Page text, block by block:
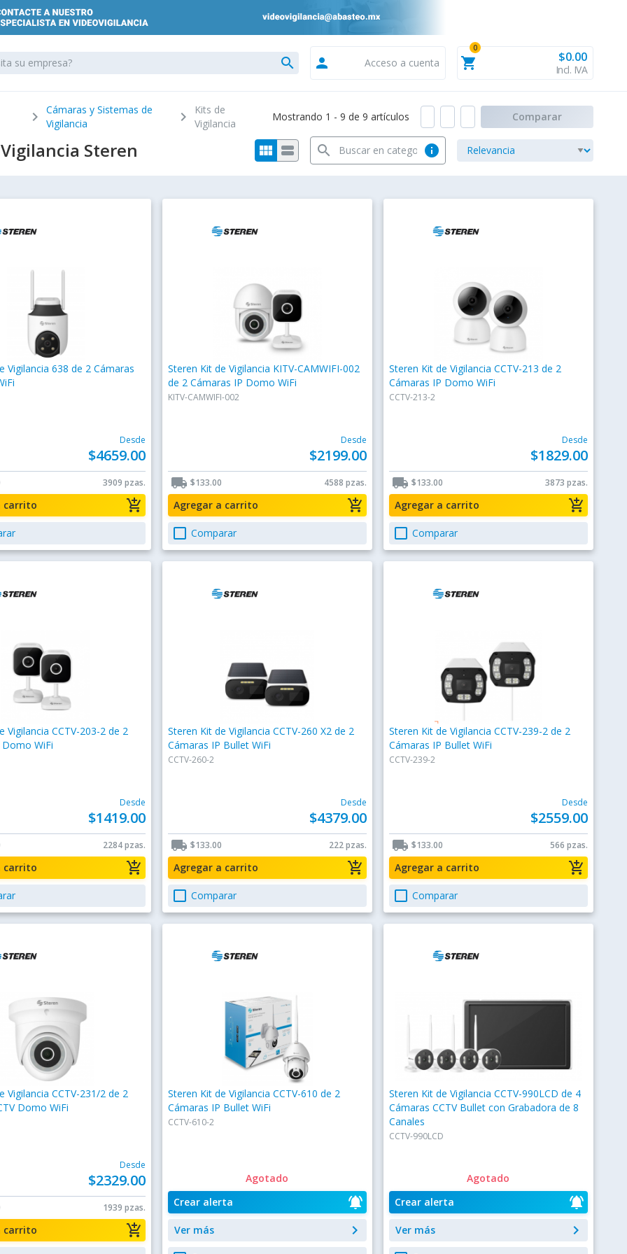
search person Acceso a cuenta shopping_cart
0
$0.00
Incl. IVA
chevron_right
Cámaras y Sistemas de
Vigilancia
chevron_right
Kits de
Vigilancia
Mostrando 1 - 9 de 9 artículos Comparar
Steren view_module view_stream info
search
Vigilancia 638 de 2 Cámaras
Desde
$4659.00
3909 pzas.
add_shopping_cart
carrito
Steren Kit de Vigilancia KITV-CAMWIFI-002
de 2 Cámaras IP Domo WiFi
KITV-CAMWIFI-002
Desde
$2199.00
local_shipping $133.00 4588 pzas.
add_shopping_cart
Agregar a carrito
check_box_outline_blank Comparar
Steren Kit de Vigilancia CCTV-213 de 2
Cámaras IP Domo WiFi
CCTV-213-2
Desde
$1829.00
local_shipping $133.00 3873 pzas.
add_shopping_cart
Agregar a carrito
check_box_outline_blank Comparar
Vigilancia CCTV-203-2 de 2
WiFi
Desde
$1419.00
2284 pzas.
add_shopping_cart
carrito
Steren Kit de Vigilancia CCTV-260 X2 de 2
Cámaras IP Bullet WiFi
CCTV-260-2
Desde
$4379.00
local_shipping $133.00 222 pzas.
add_shopping_cart
Agregar a carrito
check_box_outline_blank Comparar
Steren Kit de Vigilancia CCTV-239-2 de 2
Cámaras IP Bullet WiFi
CCTV-239-2
Desde
$2559.00
local_shipping $133.00 566 pzas.
add_shopping_cart
Agregar a carrito
check_box_outline_blank Comparar
Vigilancia CCTV-231/2 de 2
Domo WiFi
Desde
$2329.00
1939 pzas.
add_shopping_cart
carrito
Steren Kit de Vigilancia CCTV-610 de 2
Cámaras IP Bullet WiFi
CCTV-610-2
Agotado
notifications_active
Crear alerta
keyboard_arrow_right
Ver más
Steren Kit de Vigilancia CCTV-990LCD de 4
Cámaras CCTV Bullet con Grabadora de 8
Canales
CCTV-990LCD
Agotado
notifications_active
Crear alerta
keyboard_arrow_right
Ver más